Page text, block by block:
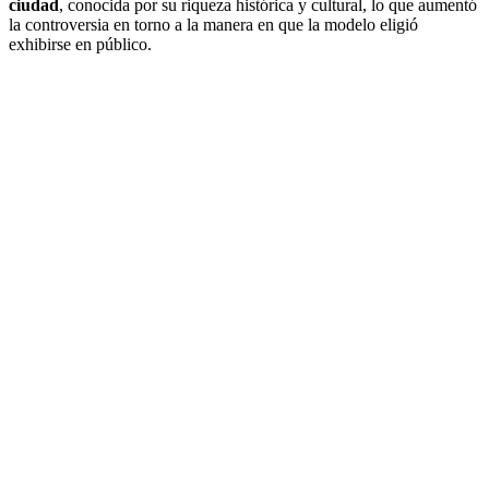
ciudad , conocida por su riqueza histórica y cultural, lo que aumentó
la controversia en torno a la manera en que la modelo eligió
exhibirse en público.